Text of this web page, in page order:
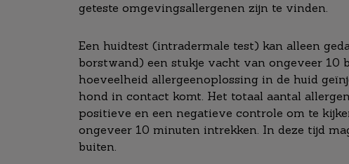
geteste omgevingsallergenen zijn te vinden.
Een huidtest (intradermale test) kan alleen
borstwand) een stukje vacht van ongeveer 10
hoeveelheid allergeenoplossing in de huid
hond in contact komt. Het totaal aantal
positieve en een negatieve controle om te
ongeveer 10 minuten intrekken. In deze tijd
buiten.